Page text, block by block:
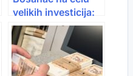
velikih investicija:
Sa 20 maraka u
džepu stigao u
Sloveniju, danas
vodi kompaniju